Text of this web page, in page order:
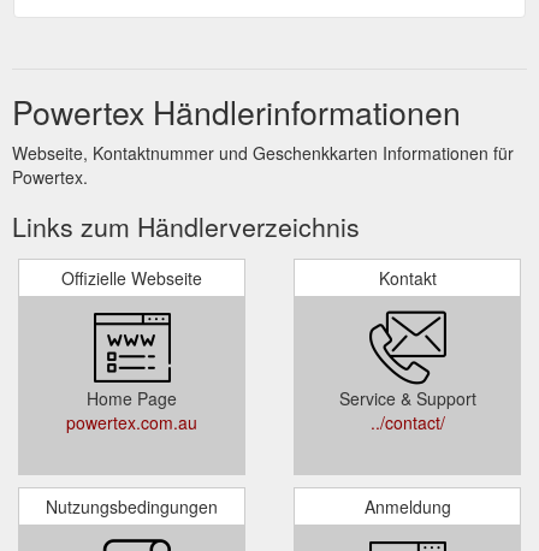
Powertex Händlerinformationen
Webseite, Kontaktnummer und Geschenkkarten Informationen für
Powertex.
Links zum Händlerverzeichnis
Offizielle Webseite
Home Page
powertex.com.au
Kontakt
Service & Support
../contact/
Nutzungsbedingungen Anmeldung